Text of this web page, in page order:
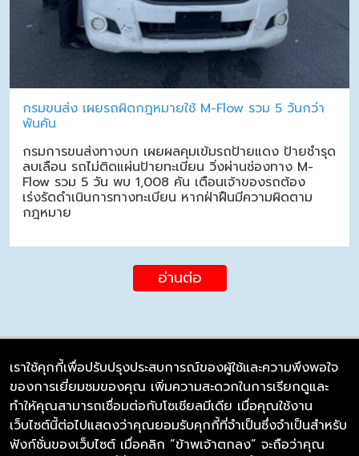
กรมขนส่ง เผยรถผิดกฎหมายใช้ M-Flow รวม 5 วันกว่า
พันคัน
กรมการขนส่งทางบก เผยผลคุมเข้มรถป้ายแดง ป้ายชำรุด
ลบเลือน รถไม่ติดแผ่นป้ายทะเบียน วิ่งผ่านช่องทาง M-
Flow รวม 5 วัน พบ 1,008 คัน เตือนเจ้าของรถต้อง
เร่งรัดดำเนินการทางทะเบียน หากฝ่าฝืนมีความผิดตาม
กฎหมาย
อ่านต่อ
บริษัท ซิมลิงค์ จำกัด
98/226 Bangrakyai-Baanmai Road,
Bangyai, Nonthaburi 11140
เราใช้คุกกี้เพื่อปรับปรุงประสบการณ์ของผู้ใช้และความพึงพอใจ
ของการเยี่ยมชมของคุณ เพิ่มความสะดวกในการเรียกดูและ
ทำให้คุณสามารถเชื่อมต่อกับโซเชียลมีเดีย เมื่อคุณใช้งาน
เว็บไซต์นี้ต่อไปแสดงว่าคุณยอมรับคุกกี้ที่จำเป็นซึ่งจำเป็นสำหรับ
ฟังก์ชั่นของเว็บไซต์ เมื่อคลิก “ข้าพเจ้าตกลง” จะถือว่าคุณ